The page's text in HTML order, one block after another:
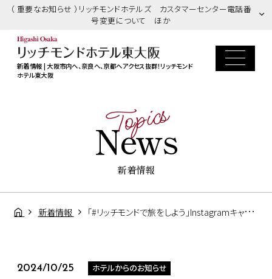
（ 重要なお知らせ ）リッチモンドホテルズ カスタマーセンター電話番
号変更について ほか
新着情報 | 大阪市内へ、奈良へ、京都へアクセス抜群！リッチモンド
ホテル東大阪
News
Topics
新着情報
新着情報 「#リッチモンドで旅をしよう」Instagramキャンペーン
2024/10/25 ホテルからのお知らせ